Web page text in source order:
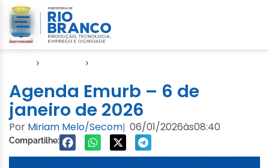
› ›
Agenda Emurb – 6 de
janeiro de 2026
Por Miriam Melo/Secom| 06/01/2026às08:40
Compartilhe: